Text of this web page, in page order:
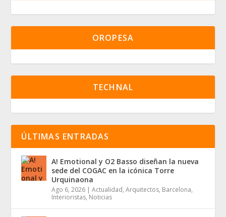
OROPESA
TECHNAL
ÚLTIMAS ENTRADAS
A! Emotional y O2 Basso diseñan la nueva
sede del COGAC en la icónica Torre
Urquinaona
Ago 6, 2026 |Actualidad,Arquitectos, Barcelona,
Interioristas, Noticias